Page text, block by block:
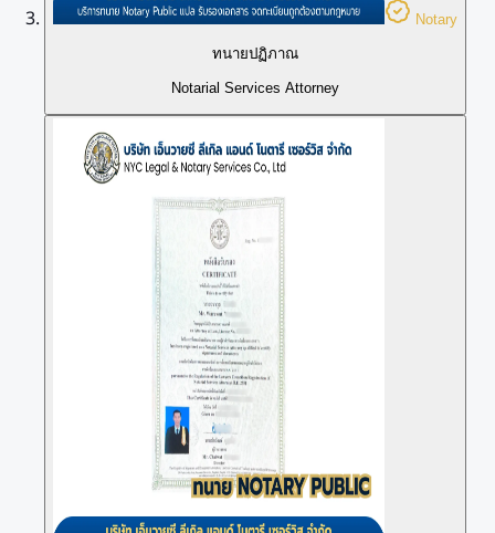
Notary
ทนายปฏิภาณ
Notarial Services Attorney